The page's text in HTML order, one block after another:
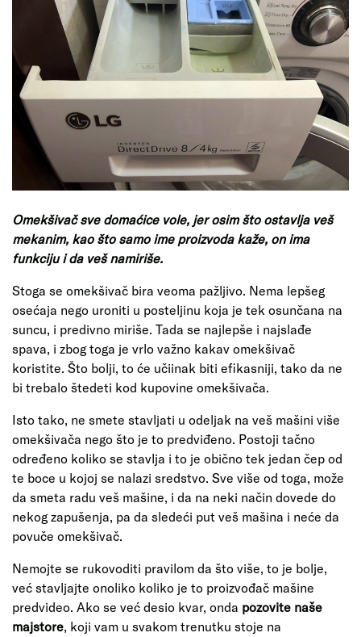
Omekšivač sve domaćice vole, jer osim što ostavlja veš
mekanim, kao što samo ime proizvoda kaže, on ima
funkciju i da veš namiriše.
Stoga se omekšivač bira veoma pažljivo. Nema lepšeg
osećaja nego uroniti u posteljinu koja je tek osunčana na
suncu, i predivno miriše. Tada se najlepše i najslađe
spava, i zbog toga je vrlo važno kakav omekšivač
koristite. Što bolji, to će učiinak biti efikasniji, tako da ne
bi trebalo štedeti kod kupovine omekšivača.
Isto tako, ne smete stavljati u odeljak na veš mašini više
omekšivača nego što je to predviđeno. Postoji tačno
određeno koliko se stavlja i to je obično tek jedan čep od
te boce u kojoj se nalazi sredstvo. Sve više od toga, može
da smeta radu veš mašine, i da na neki način dovede do
nekog zapušenja, pa da sledeći put veš mašina i neće da
povuče omekšivač.
Nemojte se rukovoditi pravilom da što više, to je bolje,
već stavljajte onoliko koliko je to proizvođač mašine
predvideo. Ako se već desio kvar, onda pozovite naše
majstore, koji vam u svakom trenutku stoje na